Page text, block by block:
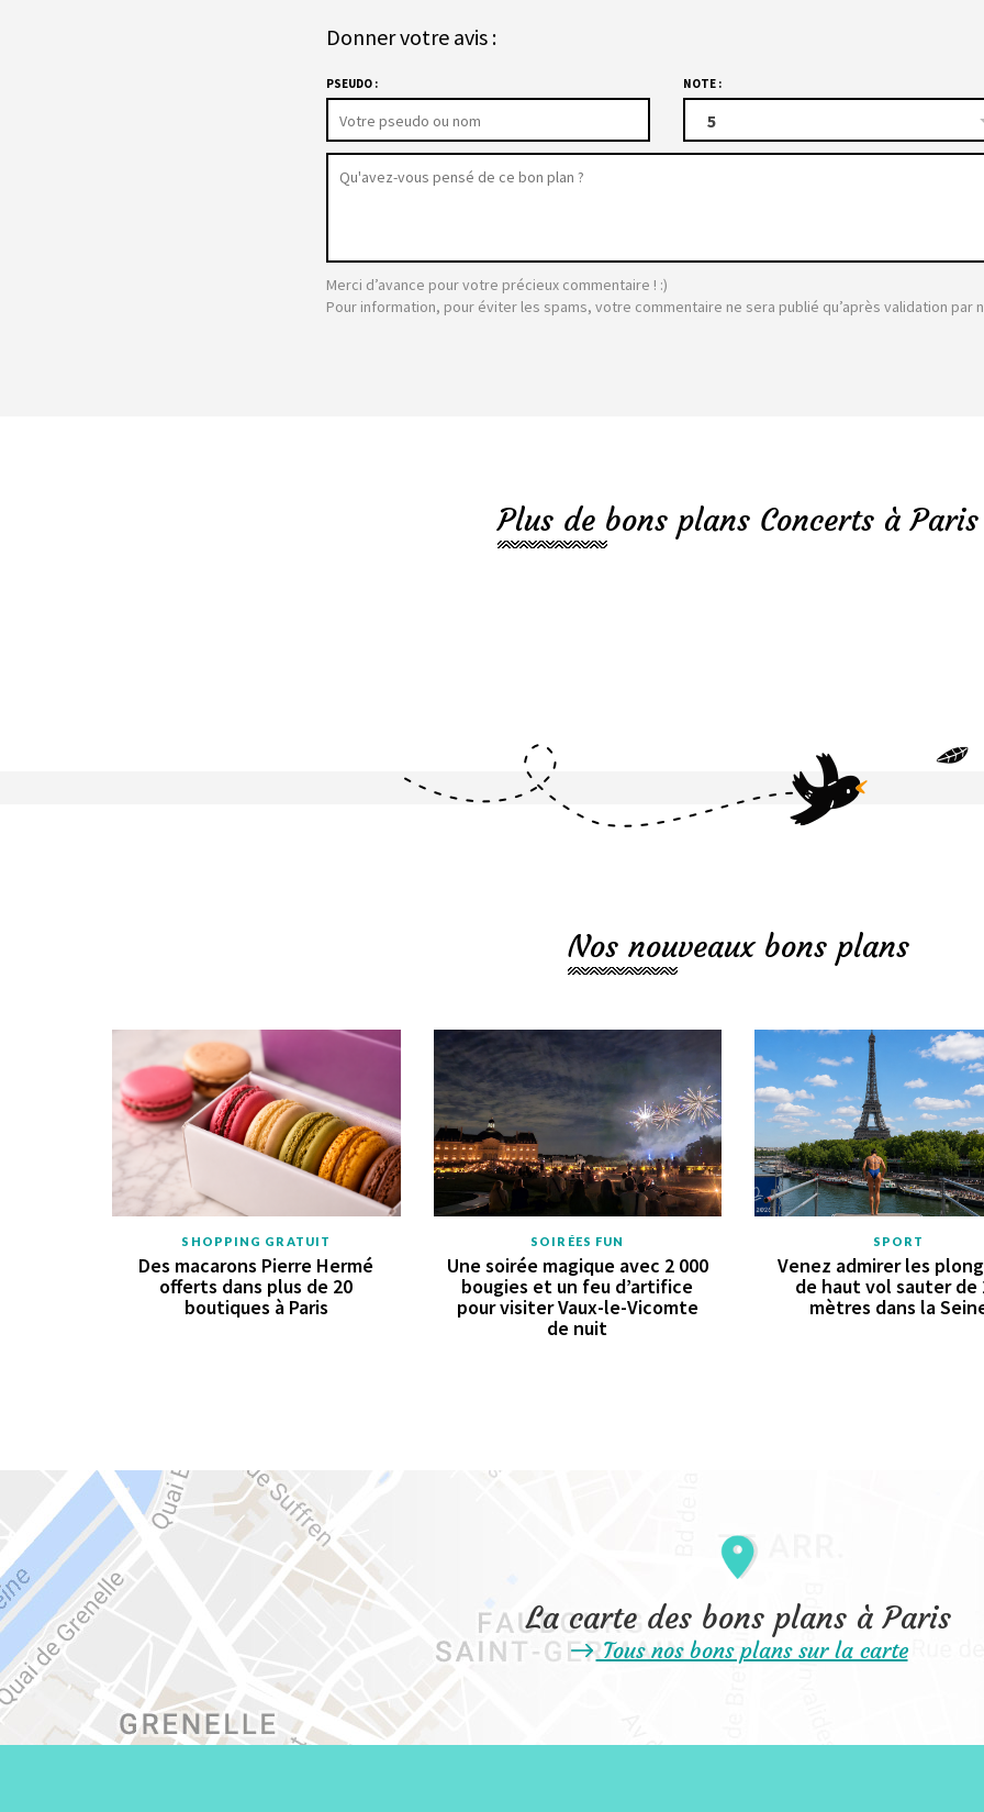
Donner votre avis :
PSEUDO : NOTE :
5
Merci d’avance pour votre précieux commentaire ! :)
Pour information, pour éviter les spams, votre commentaire ne sera publié qu’après validation par
Plus de bons plans Concerts à Paris
Nos nouveaux bons plans
SHOPPING GRATUIT
Des macarons Pierre Hermé
offerts dans plus de 20
boutiques à Paris
SOIRÉES FUN
Une soirée magique avec 2 000
bougies et un feu d’artifice
pour visiter Vaux-le-Vicomte
de nuit
SPORT
Venez admirer les
de haut vol sauter de
mètres dans la
La carte des bons plans à Paris
Tous nos bons plans sur la carte